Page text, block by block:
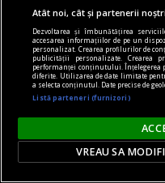
Delicii pe vreme de
Atât noi, cât și partenerii
Dezvoltarea și îmbunătățirea
accesarea informațiilor de pe un
personalizat. Crearea profilurilor de
publicității personalizate. Crearea
performanței conținutului.
diferite. Utilizarea de date limitate
a selecta conținutul. Date precise de
Listă parteneri (furnizori)
VREAU SA